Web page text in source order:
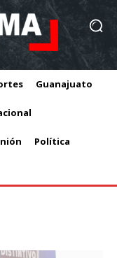
Guanajuato
Política